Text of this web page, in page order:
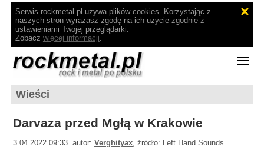
Serwis rockmetal.pl używa plików cookies. Korzystając z
naszych stron wyrażasz zgodę na ich użycie zgodnie z
ustawieniami Twojej przeglądarki.
Zobacz więcej informacji.
Wieści
Darvaza przed Mgłą w Krakowie
3.04.2022 09:33 autor:Verghityax, źródło: Left Hand Sounds